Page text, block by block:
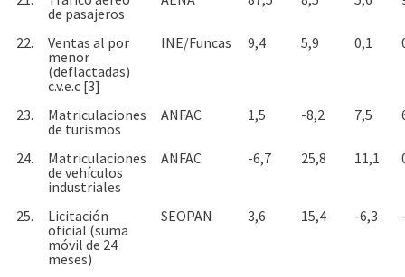
de pasajeros
22.
Ventas al por
menor
(deflactadas)
c.v.e.c [3]
INE/Funcas 9,4 5,9 0,1
23.
Matriculaciones
de turismos
ANFAC 1,5 -8,2 7,5
24.
Matriculaciones
de vehículos
industriales
ANFAC -6,7 25,8 11,1
25.
Licitación
oficial (suma
móvil de 24
meses)
SEOPAN 3,6 15,4 -6,3